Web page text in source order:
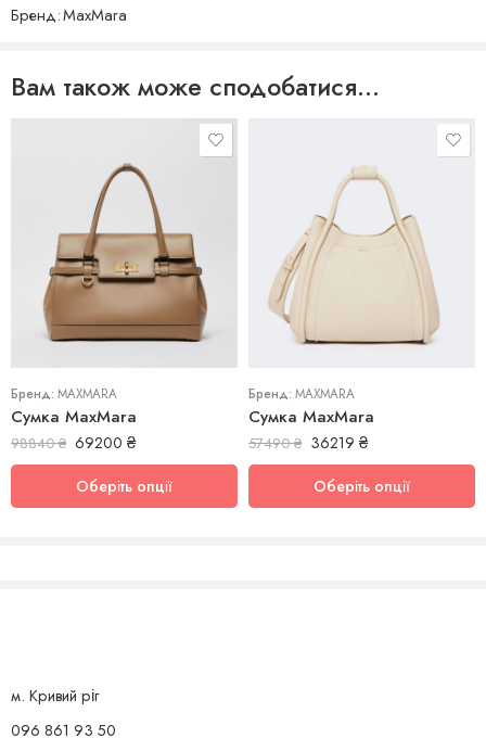
Бренд:MaxMara
Вам також може сподобатися…
Бренд: MAXMARA
Сумка MaxMara
98840₴ 69200 ₴
uni
Оберіть опції
Бренд: MAXMARA
Сумка MaxMara
57490₴ 36219 ₴
uni
Оберіть опції
м. Кривий ріг
096 861 93 50